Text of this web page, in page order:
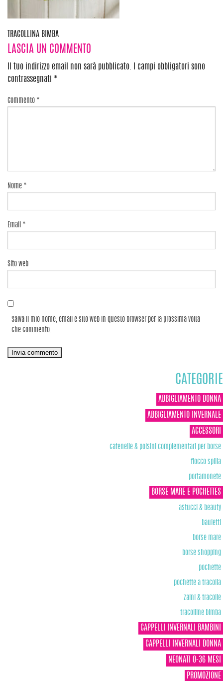
Navigazione
articoli
TRACOLLINA BIMBA
LASCIA UN COMMENTO
Il tuo indirizzo email non sarà pubblicato.
I campi obbligatori sono
contrassegnati *
Commento *
Nome *
Email *
Sito web
Salva il mio nome, email e sito web in questo browser per la prossima volta
che commento.
CATEGORIE
ABBIGLIAMENTO DONNA
ABBIGLIAMENTO INVERNALE
ACCESSORI
catenelle & polsini complementari per borse
fiocco spilla
portamonete
BORSE MARE E POCHETTES
astucci & beauty
bauletti
borse mare
borse shopping
pochette
pochette a tracolla
zaini & tracolle
tracolline bimba
CAPPELLI INVERNALI BAMBINI
CAPPELLI INVERNALI DONNA
NEONATI 0-36 MESI
PROMOZIONE